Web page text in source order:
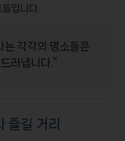
입니다.
는 각각의 명소들은
러냅니다.”
즐길 거리